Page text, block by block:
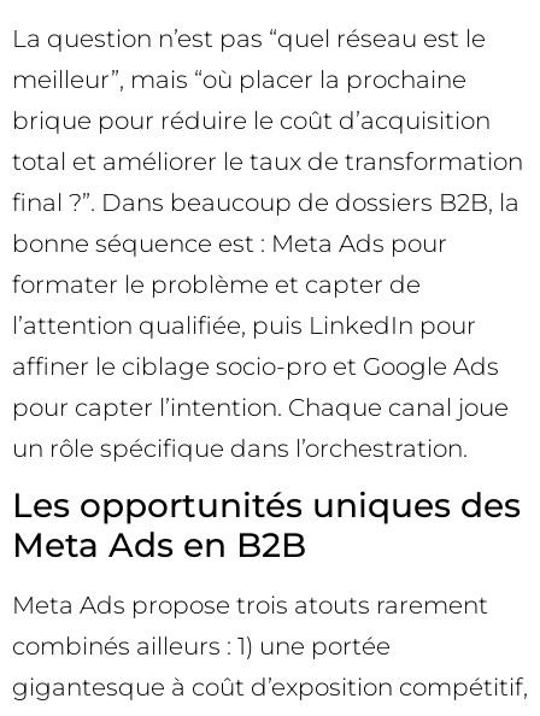
La question n’est pas “quel réseau est le
meilleur”, mais “où placer la prochaine
brique pour réduire le coût d’acquisition
total et améliorer le taux de transformation
final ?”. Dans beaucoup de dossiers B2B, la
bonne séquence est : Meta Ads pour
formater le problème et capter de
l’attention qualifiée, puis LinkedIn pour
affiner le ciblage socio-pro et Google Ads
pour capter l’intention. Chaque canal joue
un rôle spécifique dans l’orchestration.
Les opportunités uniques des
Meta Ads en B2B
Meta Ads propose trois atouts rarement
combinés ailleurs : 1) une portée
gigantesque à coût d’exposition compétitif,